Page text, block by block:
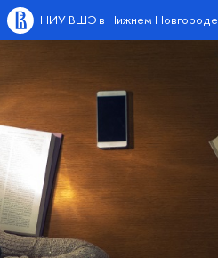
НИУ ВШЭ в Нижнем Новгороде